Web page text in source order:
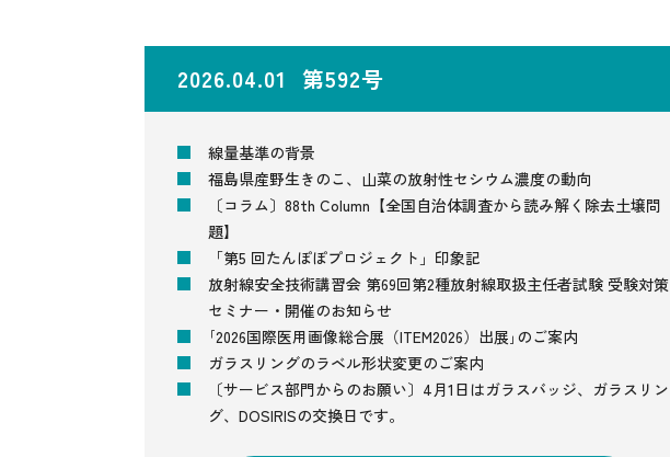
2026.04.01 第592号
線量基準の背景
福島県産野生きのこ、山菜の放射性セシウム濃度の動向
〔コラム〕88th Column【全国自治体調査から読み解く除去土壌問
題】
「第5 回たんぽぽプロジェクト」印象記
放射線安全技術講習会 第69回第2種放射線取扱主任者試験 受験対策
セミナー・開催のお知らせ
｢2026国際医用画像総合展（ITEM2026）出展｣のご案内
ガラスリングのラベル形状変更のご案内
〔サービス部門からのお願い〕4月1日はガラスバッジ、ガラスリン
グ、DOSIRISの交換日です。